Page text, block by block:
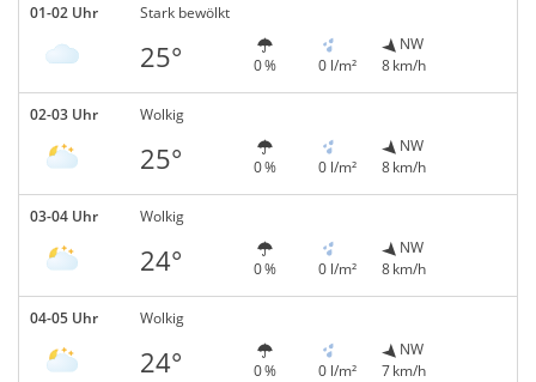
01-02 Uhr Stark bewölkt
25° 0 % 0 l/m²
NW
8 km/h
02-03 Uhr Wolkig
25° 0 % 0 l/m²
NW
8 km/h
03-04 Uhr Wolkig
24° 0 % 0 l/m²
NW
8 km/h
04-05 Uhr Wolkig
24° 0 % 0 l/m²
NW
7 km/h